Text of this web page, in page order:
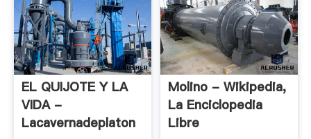
EL QUIJOTE Y LA
VIDA -
Lacavernadeplaton
Molino - Wikipedia,
La Enciclopedia
Libre